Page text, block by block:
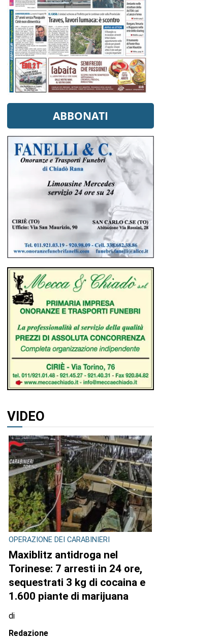
ABBONATI
VIDEO
OPERAZIONE DEI CARABINIERI
Maxiblitz antidroga nel
Torinese: 7 arresti in 24 ore,
sequestrati 3 kg di cocaina e
1.600 piante di marijuana
di
Redazione